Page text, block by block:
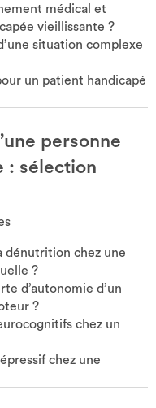
médical et
vieillissante ?
situation complexe
un patient handicapé
personne
: sélection
dénutrition chez une
?
d’autonomie d’un
?
chez un
chez une